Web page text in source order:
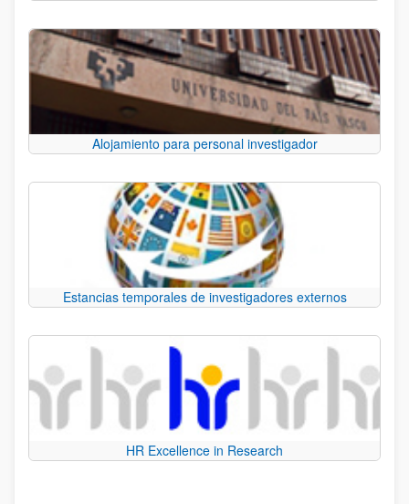
Alojamiento para personal investigador
Estancias temporales de investigadores externos
HR Excellence in Research